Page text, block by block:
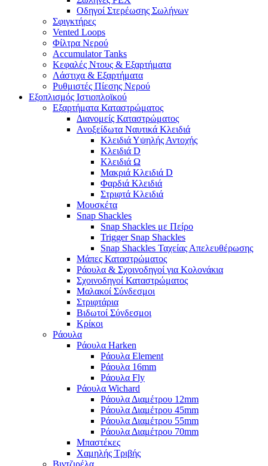
Οδηγοί Στερέωσης Σωλήνων
Σφιγκτήρες
Vented Loops
Φίλτρα Νερού
Accumulator Tanks
Κεφαλές Ντους & Εξαρτήματα
Λάστιχα & Εξαρτήματα
Ρυθμιστές Πίεσης Νερού
Εξοπλισμός Ιστιοπλοϊκού
Εξαρτήματα Καταστρώματος
Διανομείς Καταστρώματος
Ανοξείδωτα Ναυτικά Κλειδιά
Κλειδιά Υψηλής Αντοχής
Κλειδιά D
Κλειδιά Ω
Μακριά Κλειδιά D
Φαρδιά Κλειδιά
Στριφτά Κλειδιά
Μουσκέτα
Snap Shackles
Snap Shackles με Πείρο
Trigger Snap Shackles
Snap Shackles Ταχείας Απελευθέρωσης
Μάπες Καταστρώματος
Ράουλα & Σχοινοδηγοί για Κολονάκια
Σχοινοδηγοί Καταστρώματος
Μαλακοί Σύνδεσμοι
Στριφτάρια
Βιδωτοί Σύνδεσμοι
Κρίκοι
Ράουλα
Ράουλα Harken
Ράουλα Element
Ράουλα 16mm
Ράουλα Fly
Ράουλα Wichard
Ράουλα Διαμέτρου 12mm
Ράουλα Διαμέτρου 45mm
Ράουλα Διαμέτρου 55mm
Ράουλα Διαμέτρου 70mm
Μπαστέκες
Χαμηλής Τριβής
Βιντζιρέλα